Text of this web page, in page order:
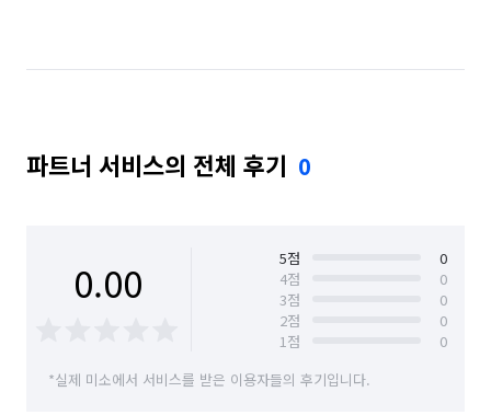
파트너 서비스의 전체 후기 0
0.00 5점
0
4점
0
3점
0
2점
0
1점
0
*실제 미소에서 서비스를 받은 이용자들의 후기입니다.